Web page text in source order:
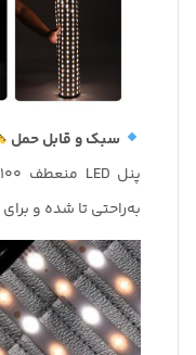
سبک و قابل حمل
پنل LED منعطف Godox FL100 با ابعاد
به‌راحتی تا شده و برای